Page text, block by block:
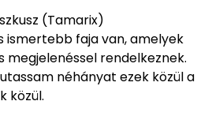
(Tamarix)
ismertebb faja van, amelyek
megjelenéssel rendelkeznek.
néhányat ezek közül a
közül.